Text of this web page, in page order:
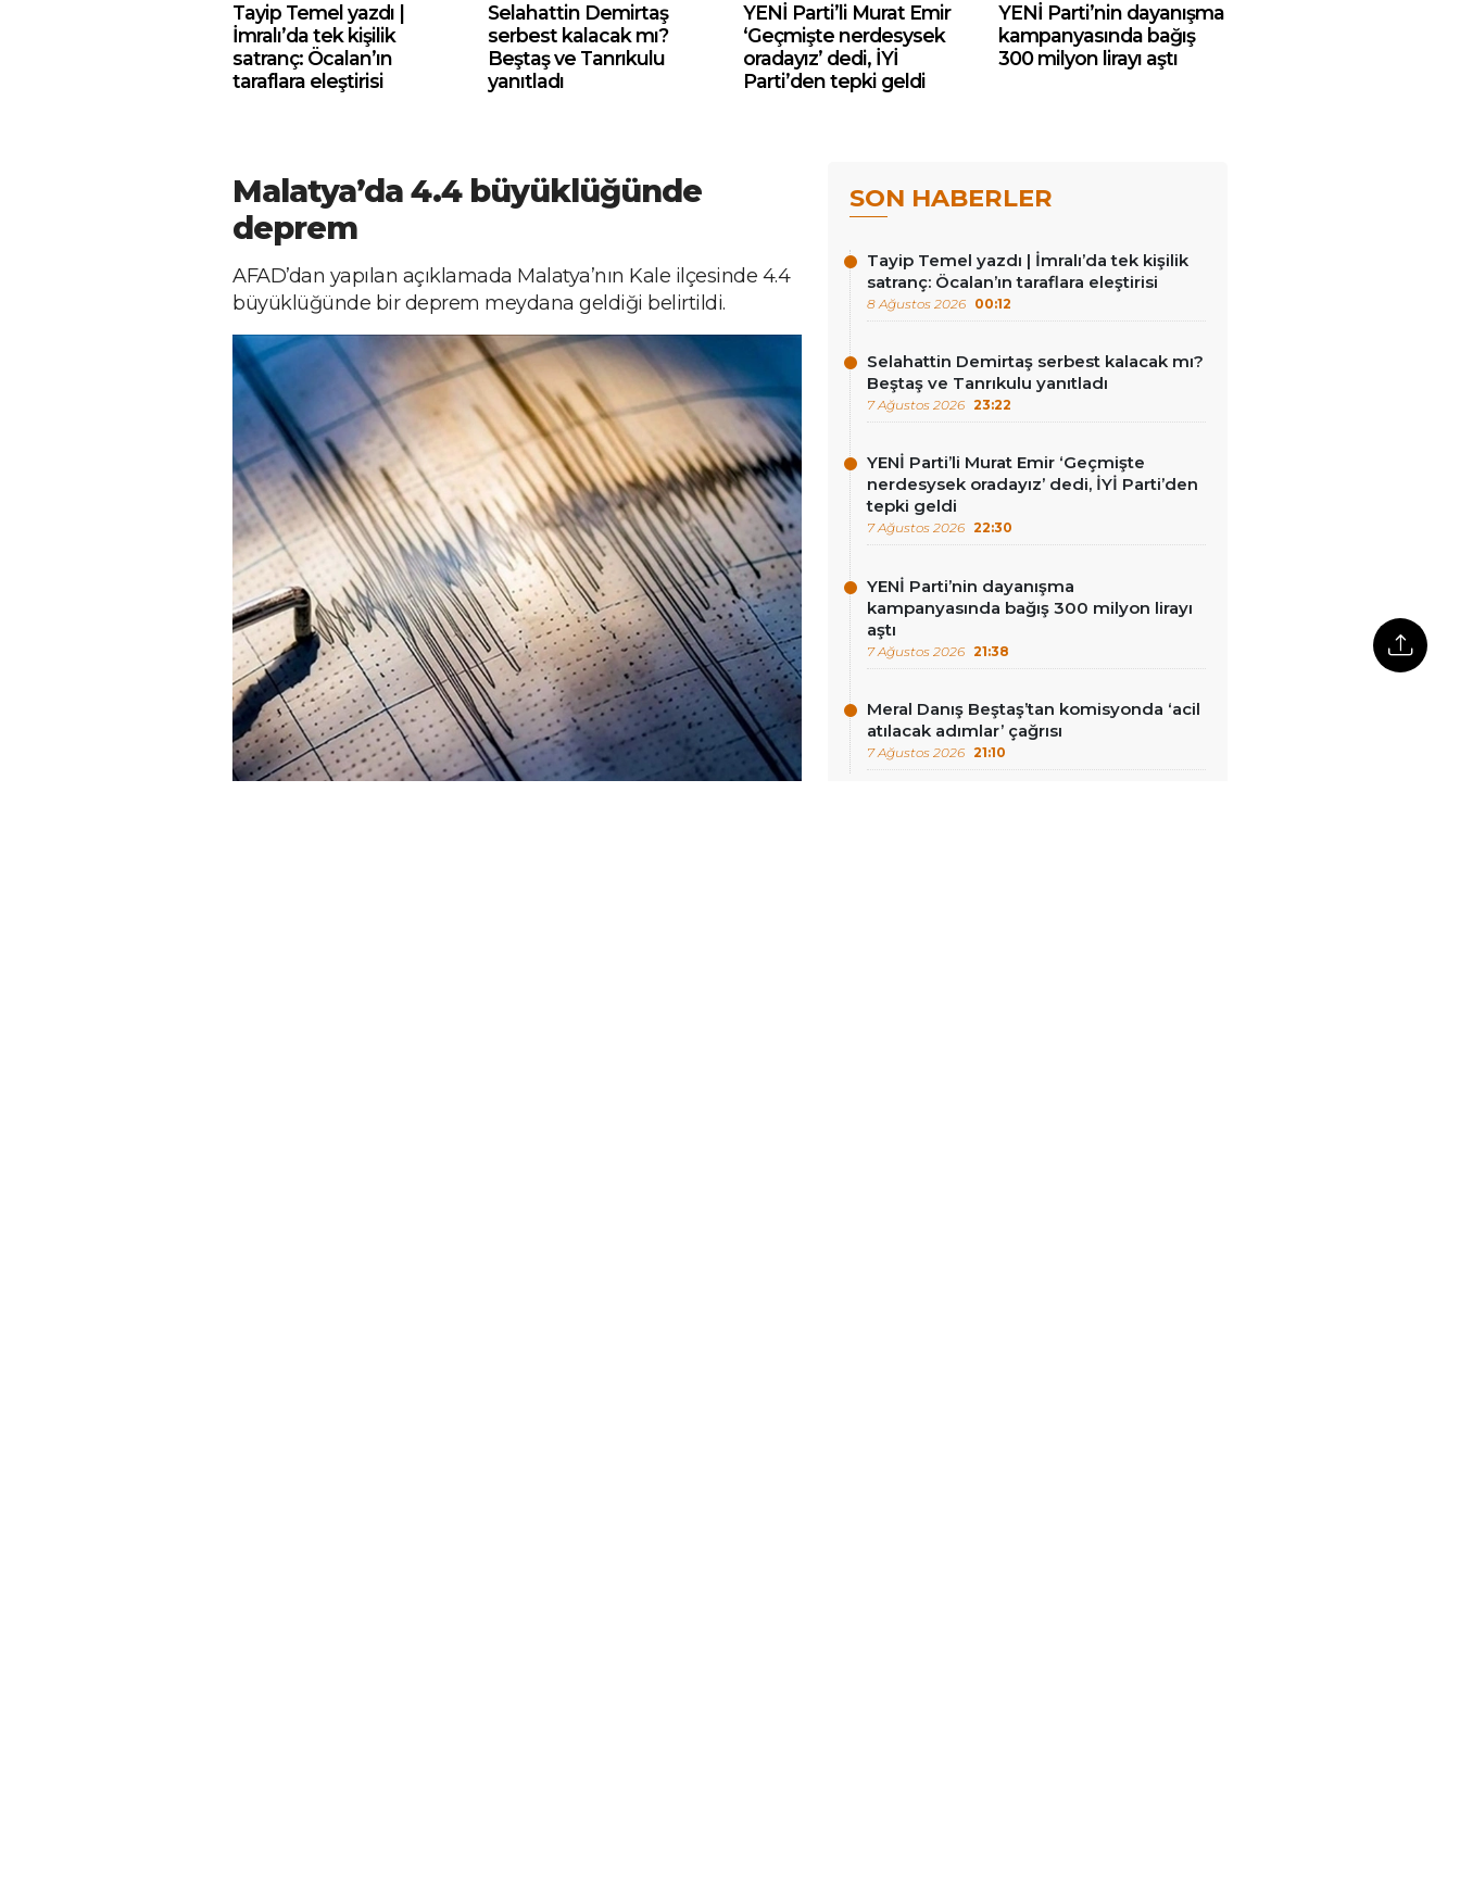
Tayip Temel yazdı |
İmralı’da tek kişilik
satranç: Öcalan’ın
taraflara eleştirisi
Selahattin Demirtaş
serbest kalacak mı?
Beştaş ve Tanrıkulu
yanıtladı
YENİ Parti’li Murat Emir
‘Geçmişte nerdesysek
oradayız’ dedi, İYİ
Parti’den tepki geldi
YENİ Parti’nin dayanışma
kampanyasında bağış
300 milyon lirayı aştı
Malatya’da 4.4 büyüklüğünde
deprem
AFAD’dan yapılan açıklamada Malatya’nın Kale ilçesinde 4.4
büyüklüğünde bir deprem meydana geldiği belirtildi.
SON HABERLER
Tayip Temel yazdı | İmralı’da tek kişilik
satranç: Öcalan’ın taraflara eleştirisi
8 Ağustos 2026 00:12
Selahattin Demirtaş serbest kalacak mı?
Beştaş ve Tanrıkulu yanıtladı
7 Ağustos 2026 23:22
YENİ Parti’li Murat Emir ‘Geçmişte
nerdesysek oradayız’ dedi, İYİ Parti’den
tepki geldi
7 Ağustos 2026 22:30
YENİ Parti’nin dayanışma
kampanyasında bağış 300 milyon lirayı
aştı
7 Ağustos 2026 21:38
Meral Danış Beştaş’tan komisyonda ‘acil
atılacak adımlar’ çağrısı
7 Ağustos 2026 21:10